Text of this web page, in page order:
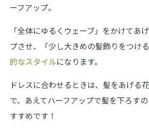
ーフアップ。
「全体にゆるくウェーブ」をかけてあ
プさせ、「少し大きめの髪飾りをつけ
的なスタイルになります。
ドレスに合わせるときは、髪をあげる
で、あえてハーフアップで髪を下ろす
すすめです！